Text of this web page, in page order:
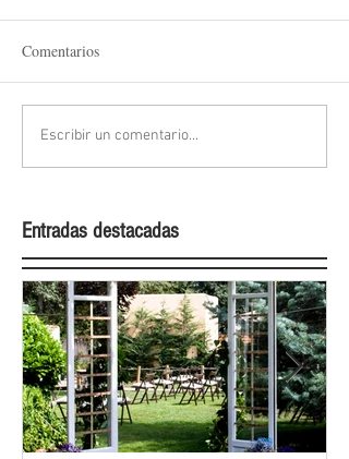
Comentarios
Escribir un comentario...
Entradas destacadas